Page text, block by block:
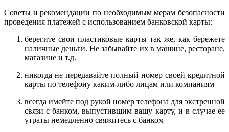
Советы и рекомендации по необходимым мерам безопасности
проведения платежей с использованием банковской карты:
берегите свои пластиковые карты так же, как бережете
наличные деньги. Не забывайте их в машине, ресторане,
магазине и т.д.
никогда не передавайте полный номер своей кредитной
карты по телефону каким-либо лицам или компаниям
всегда имейте под рукой номер телефона для экстренной
связи с банком, выпустившим вашу карту, и в случае ее
утраты немедленно свяжитесь с банком